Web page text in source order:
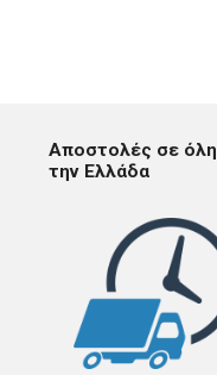
Αποστολές σε όλη
την Ελλάδα